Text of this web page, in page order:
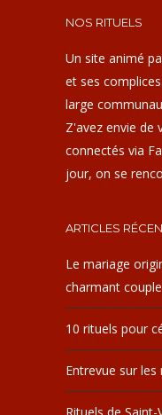
NOS RITUELS
Un site animé
et ses
large
Z'avez envie de
connectés via
jour, on se
ARTICLES
Le mariage
charmant
10 rituels pour
Entrevue sur